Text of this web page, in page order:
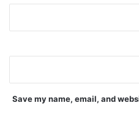
Save my name, email, and